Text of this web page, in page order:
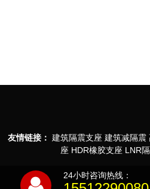
24小时咨询热线：
友情链接： 建筑隔震支座 建筑减隔震
座 HDR橡胶支座 LNR